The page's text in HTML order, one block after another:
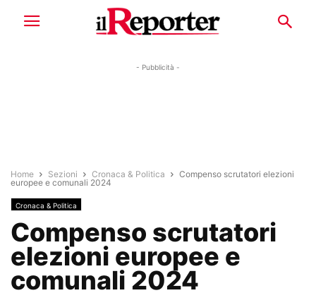
- Pubblicità -
Home Sezioni Cronaca & Politica
Compenso scrutatori elezioni
europee e comunali 2024
Cronaca & Politica
Compenso scrutatori
elezioni europee e
comunali 2024